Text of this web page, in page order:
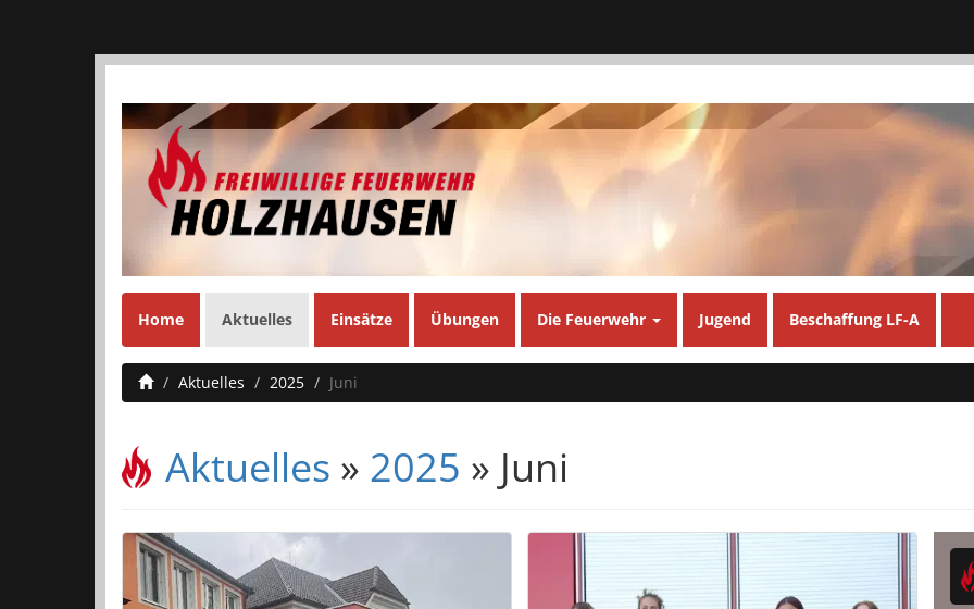
Home Aktuelles Einsätze Übungen Die Feuerwehr Jugend Beschaffung LF-A
Aktuelles 2025 Juni
Aktuelles » 2025 » Juni